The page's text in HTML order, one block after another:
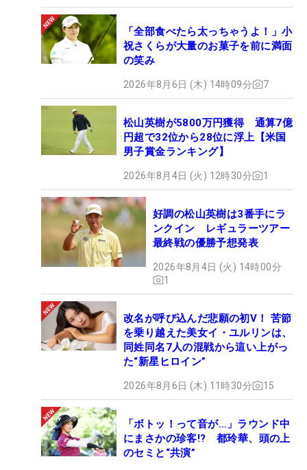
「全部食べたら太っちゃうよ！」小
祝さくらが大量のお菓子を前に満面
の笑み
2026年8月6日 (木) 14時09分 7
松山英樹が5800万円獲得 通算7億
円超で32位から28位に浮上【米国
男子賞金ランキング】
2026年8月4日 (火) 12時30分 1
好調の松山英樹は3番手にラ
ンクイン レギュラーツアー
最終戦の優勝予想発表
2026年8月4日 (火) 14時00分
1
改名が呼び込んだ悲願の初V！ 苦節
を乗り越えた美女イ・ユルリンは、
同姓同名7人の混戦から這い上がっ
た“新星ヒロイン”
2026年8月6日 (木) 11時30分 15
「ボトッ！って音が…」ラウンド中
にまさかの珍客!? 都玲華、頭の上
のセミと“共演”